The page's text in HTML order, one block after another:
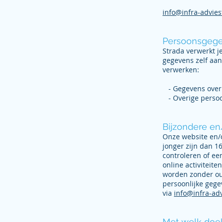
info@infra-
Strada verwerkt
gegevens zelf
verwerken:
- Gegevens
- Overige
Bijzondere
Onze website
jonger zijn dan
controleren of
online
worden zonder
persoonlijke
via info@infra-